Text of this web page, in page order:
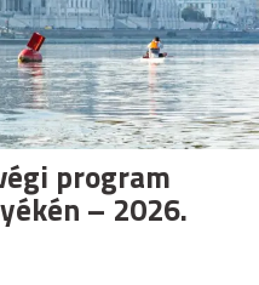
program
– 2026.